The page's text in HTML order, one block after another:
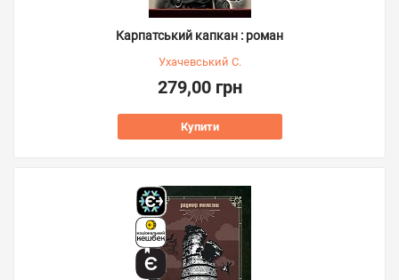
Карпатський капкан : роман
Ухачевський С.
279,00 грн
Купити